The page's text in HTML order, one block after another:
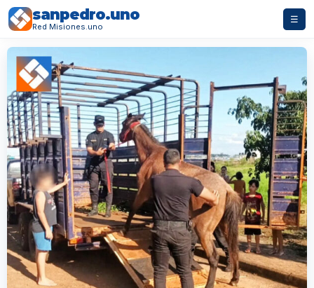
sanpedro.uno
Red Misiones.uno
☰